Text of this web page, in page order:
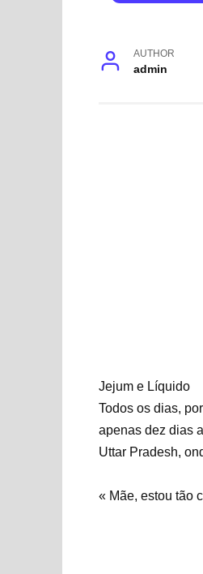
AUTHOR
admin
Jejum e Líquido
Todos os dias,
apenas dez dias
Uttar Pradesh,
« Mãe, estou tão